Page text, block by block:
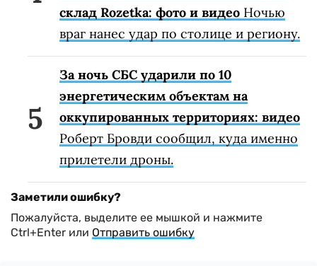
склад Rozetka: фото и видео Ночью
враг нанес удар по столице и региону.
За ночь СБС ударили по 10
энергетическим объектам на
оккупированных территориях: видео
Роберт Бровди сообщил, куда именно
прилетели дроны.
Заметили ошибку?
Пожалуйста, выделите ее мышкой и нажмите
Ctrl+Enter или Отправить ошибку